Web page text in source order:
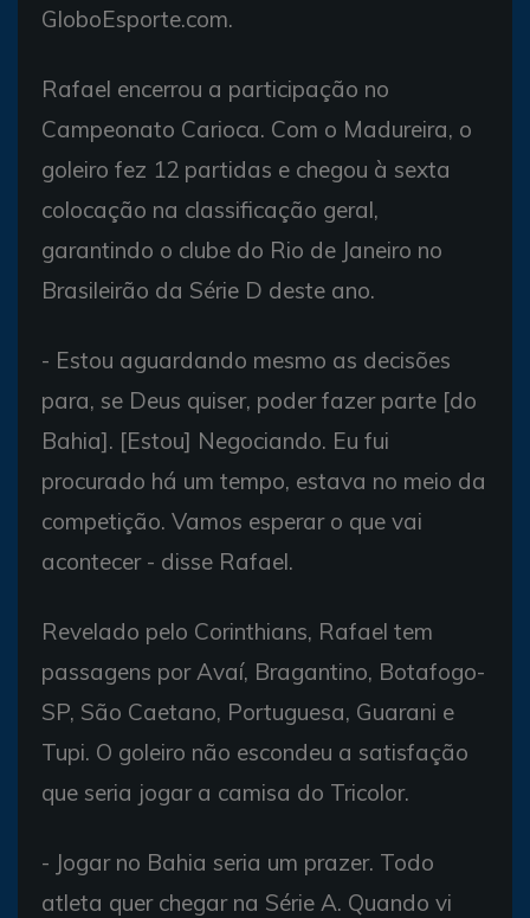
GloboEsporte.com.
Rafael encerrou a participação no
Campeonato Carioca. Com o Madureira, o
goleiro fez 12 partidas e chegou à sexta
colocação na classificação geral,
garantindo o clube do Rio de Janeiro no
Brasileirão da Série D deste ano.
- Estou aguardando mesmo as decisões
para, se Deus quiser, poder fazer parte [do
Bahia]. [Estou] Negociando. Eu fui
procurado há um tempo, estava no meio da
competição. Vamos esperar o que vai
acontecer - disse Rafael.
Revelado pelo Corinthians, Rafael tem
passagens por Avaí, Bragantino, Botafogo-
SP, São Caetano, Portuguesa, Guarani e
Tupi. O goleiro não escondeu a satisfação
que seria jogar a camisa do Tricolor.
- Jogar no Bahia seria um prazer. Todo
atleta quer chegar na Série A. Quando vi